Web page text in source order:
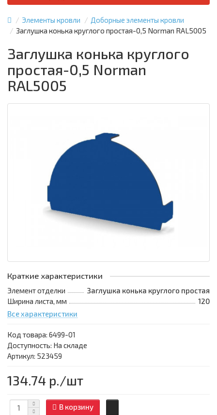
Элементы кровли
Доборные элементы кровли
Заглушка конька круглого простая-0,5 Norman RAL5005
Заглушка конька круглого
простая-0,5 Norman
RAL5005
Краткие характеристики
Элемент отделки
Заглушка конька круглого простая
Ширина листа, мм
120
Все характеристики
Код товара: 6499-01
Доступность: На складе
Артикул: 523459
134.74 р./шт
В корзину